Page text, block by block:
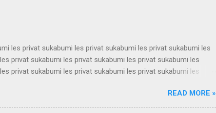
les privat surabaya les privat surabaya les privat
surabaya les privat surabaya les privat su...
les privat sukabumi les privat sukabumi les privat sukabumi les
privat sukabumi les privat sukabumi les privat sukabumi les
privat sukabumi les privat sukabumi les privat sukabumi les
privat sukabumi les privat sukabumi les privat sukabumi les
privat sukabumi les privat sukabumi les privat sukabumi les
READ MORE »